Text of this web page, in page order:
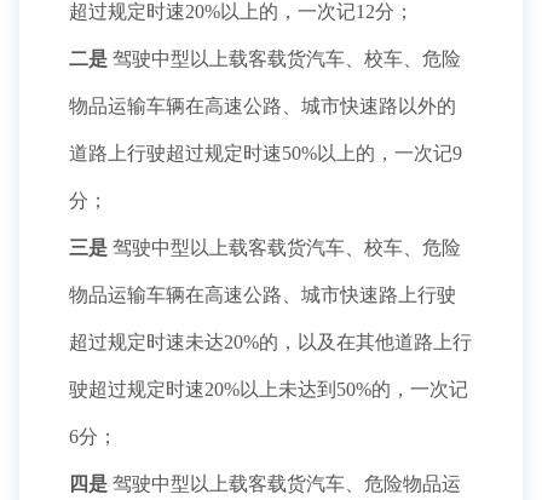
超过规定时速20%以上的，一次记12分；
二是 驾驶中型以上载客载货汽车、校车、危险
物品运输车辆在高速公路、城市快速路以外的
道路上行驶超过规定时速50%以上的，一次记9
分；
三是 驾驶中型以上载客载货汽车、校车、危险
物品运输车辆在高速公路、城市快速路上行驶
超过规定时速未达20%的，以及在其他道路上行
驶超过规定时速20%以上未达到50%的，一次记
6分；
四是 驾驶中型以上载客载货汽车、危险物品运